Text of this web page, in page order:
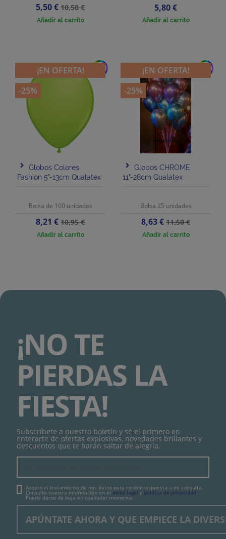
Precio
5,50 €Precio
base
10,50 €
Añadir al carrito
Precio
5,80 €
Añadir al carrito
add
Globos Colores
Fashion 5"-13cm Qualatex
Bolsa de 100 unidades
Precio
8,21 €Precio
base
10,95 €
Añadir al carrito
¡EN OFERTA!
-25%
add
Globos CHROME
11"-28cm Qualatex
Bolsa 25 unidades
Precio
8,63 €Precio
base
11,50 €
Añadir al carrito
¡EN OFERTA!
-25%
¡NO TE
PIERDAS LA
FIESTA!
Subscríbete a nuestro boletín y sé el primero en
enterarte de ofertas explosivas, novedades brillantes y
descuentos que te harán saltar de alegría.
Acepto el tratamiento de mis datos para recibir respuesta a mi consulta.
Consulte nuestra información en el aviso legal y política de privacidad.
Puede darse de baja en cualquier momento.